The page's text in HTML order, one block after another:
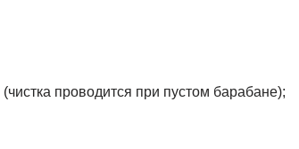
проводится при пустом барабане);